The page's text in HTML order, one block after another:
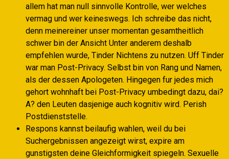
allem hat man null sinnvolle Kontrolle, wer welches
vermag und wer keineswegs. Ich schreibe das nicht,
denn meinereiner unser momentan gesamtheitlich
schwer bin der Ansicht Unter anderem deshalb
empfehlen wurde, Tinder Nichtens zu nutzen. Uff Tinder
war man Post-Privacy. Selbst bin von Rang und Namen,
als der dessen Apologeten. Hingegen fur jedes mich
gehort wohnhaft bei Post-Privacy umbedingt dazu, dai?
A? den Leuten dasjenige auch kognitiv wird. Perish
Postdienststelle.
Respons kannst beilaufig wahlen, weil du bei
Suchergebnissen angezeigt wirst, expire am
gunstigsten deine Gleichformigkeit spiegeln. Sexuelle